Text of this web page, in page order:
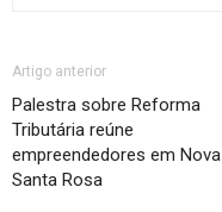
Artigo anterior
Palestra sobre Reforma
Tributária reúne
empreendedores em Nova
Santa Rosa